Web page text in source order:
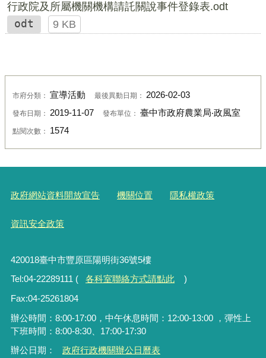
行政院及所屬機關機構請託關說事件登錄表.odt
odt
9 KB
市府分類： 宣導活動 最後異動日期： 2026-02-03
發布日期： 2019-11-07 發布單位： 臺中市政府農業局‧政風室
點閱次數： 1574
政府網站資料開放宣告 機關位置 隱私權政策
資訊安全政策
420018臺中市豐原區陽明街36號5樓
Tel:04-22289111 (
各科室聯絡方式請點此
)
Fax:04-25261804
辦公時間：8:00-17:00，中午休息時間：12:00-13:00 ，彈性上
下班時間：8:00-8:30、17:00-17:30
辦公日期：
政府行政機關辦公日曆表